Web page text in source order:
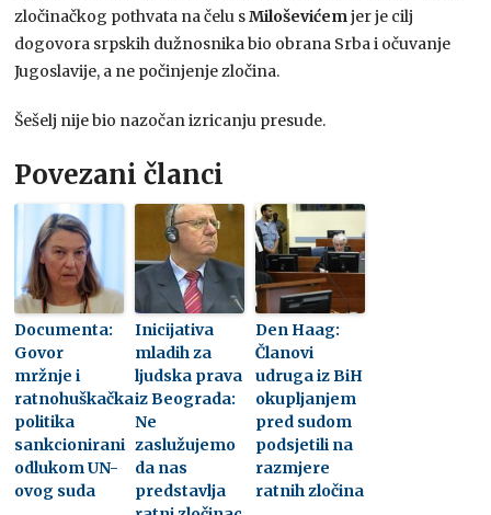
zločinačkog pothvata na čelu sMiloševićemjer je cilj
dogovora srpskih dužnosnika bio obrana Srba i očuvanje
Jugoslavije, a ne počinjenje zločina.
Šešelj nije bio nazočan izricanju presude.
Povezani članci
Documenta:
Govor
mržnje i
ratnohuškačka
politika
sankcionirani
odlukom UN-
ovog suda
Inicijativa
mladih za
ljudska prava
iz Beograda:
Ne
zaslužujemo
da nas
predstavlja
Den Haag:
Članovi
udruga iz BiH
okupljanjem
pred sudom
podsjetili na
razmjere
ratnih zločina